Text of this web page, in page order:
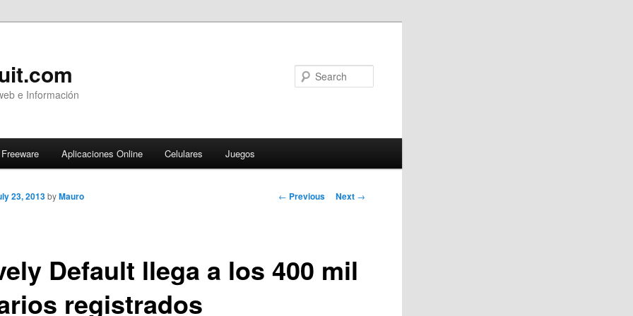
e Información
Freeware Aplicaciones Online Celulares Juegos
Post
← Previous Next →
Default llega a los 400 mil
registrados
23, 2013 byMauro